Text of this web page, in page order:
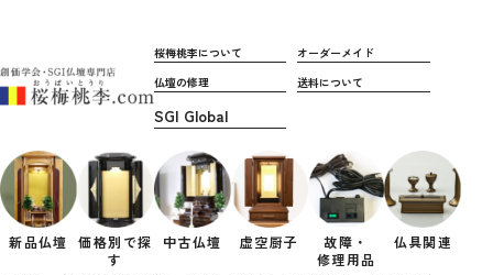
桜梅桃李について
オーダーメイド
仏壇の修理
送料について
新品仏壇 価格別で探
す
中古仏壇 虚空厨子
故障・
修理用品
仏具関連